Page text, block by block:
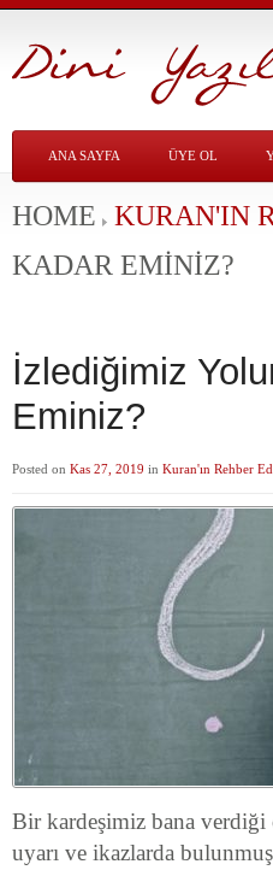
ANA SAYFA ÜYE OL
HOME KURAN'IN
KADAR EMINIZ?
İzlediğimiz
Eminiz?
Posted on Kas 27, 2019 in Kuran'ın Rehber
Bir kardeşimiz bana verdiği
uyarı ve ikazlarda